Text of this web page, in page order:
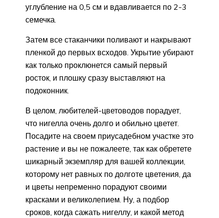
углубление на 0,5 см и вдавливается по 2-3
семечка.
Затем все стаканчики поливают и накрывают
пленкой до первых всходов. Укрытие убирают
как только проклюнется самый первый
росток, и плошку сразу выставляют на
подоконник.
В целом, любителей-цветоводов порадует,
что нигелла очень долго и обильно цветет.
Посадите на своем приусадебном участке это
растение и вы не пожалеете, так как обретете
шикарный экземпляр для вашей коллекции,
которому нет равных по долготе цветения, да
и цветы непременно порадуют своими
красками и великолепием. Ну, а подбор
сроков, когда сажать нигеллу, и какой метод